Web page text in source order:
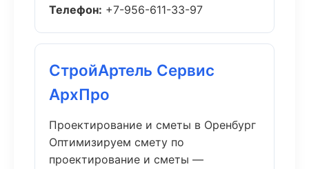
Телефон: +7-956-611-33-97
СтройАртель Сервис
АрхПро
Проектирование и сметы в Оренбург
Оптимизируем смету по
проектирование и сметы —